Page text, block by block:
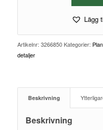
Lägg
Artikelnr: 3266850 Kategorier:
detaljer
Beskrivning
Beskrivning